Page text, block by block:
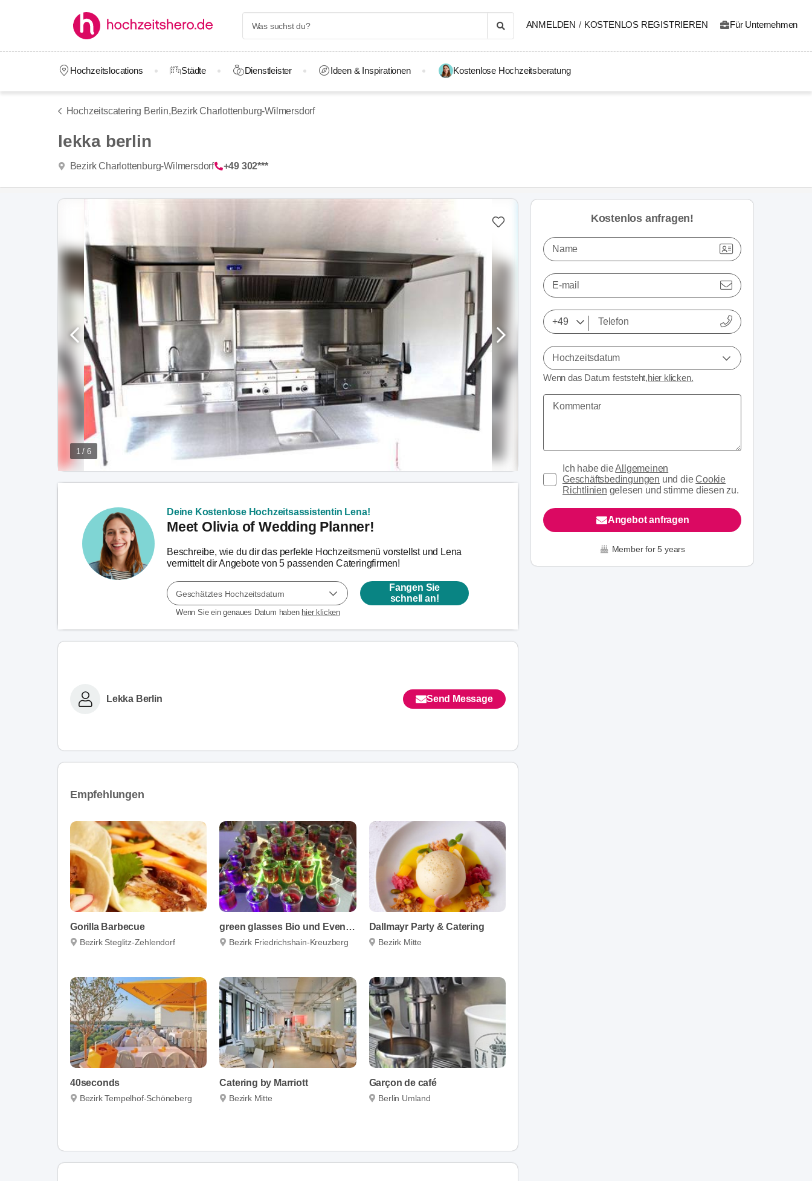
ANMELDEN / KOSTENLOS REGISTRIEREN Für Unternehmen
Hochzeitslocations Städte Dienstleister Ideen & Inspirationen Kostenlose Hochzeitsberatung
Hochzeitscatering Berlin,Bezirk Charlottenburg-Wilmersdorf
lekka berlin
Bezirk Charlottenburg-Wilmersdorf +49 302***
1 / 6
Deine Kostenlose Hochzeitsassistentin Lena!
Meet Olivia of Wedding Planner!
Beschreibe, wie du dir das perfekte Hochzeitsmenü vorstellst und Lena
vermittelt dir Angebote von 5 passenden Cateringfirmen!
Geschätztes Hochzeitsdatum
Wenn Sie ein genaues Datum haben hier klicken
Fangen Sie
schnell an!
Lekka Berlin Send Message
Empfehlungen
Gorilla Barbecue
Bezirk Steglitz-Zehlendorf
green glasses Bio und Event Catering Berlin
Bezirk Friedrichshain-Kreuzberg
Dallmayr Party & Catering
Bezirk Mitte
40seconds
Bezirk Tempelhof-Schöneberg
Catering by Marriott
Bezirk Mitte
Garçon de café
Berlin Umland
Kostenlos anfragen!
Name
E-mail
Hochzeitsdatum
Wenn das Datum feststeht,hier klicken.
Ich habe dieAllgemeinen
Geschäftsbedingungen und dieCookie
Richtlinien gelesen und stimme diesen zu.
Angebot anfragen
Member for 5 years